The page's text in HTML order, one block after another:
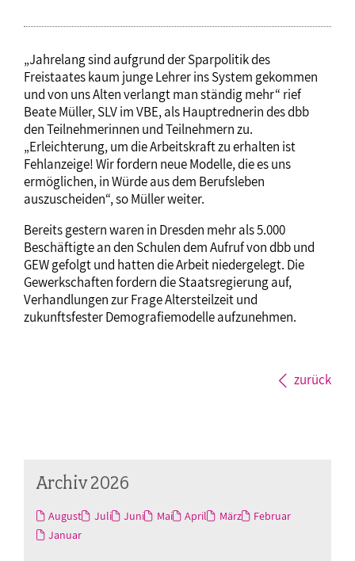
„Jahrelang sind aufgrund der Sparpolitik des
Freistaates kaum junge Lehrer ins System gekommen
und von uns Alten verlangt man ständig mehr“ rief
Beate Müller, SLV im VBE, als Hauptrednerin des dbb
den Teilnehmerinnen und Teilnehmern zu.
„Erleichterung, um die Arbeitskraft zu erhalten ist
Fehlanzeige! Wir fordern neue Modelle, die es uns
ermöglichen, in Würde aus dem Berufsleben
auszuscheiden“, so Müller weiter.
Bereits gestern waren in Dresden mehr als 5.000
Beschäftigte an den Schulen dem Aufruf von dbb und
GEW gefolgt und hatten die Arbeit niedergelegt. Die
Gewerkschaften fordern die Staatsregierung auf,
Verhandlungen zur Frage Altersteilzeit und
zukunftsfester Demografiemodelle aufzunehmen.
zurück
Archiv 2026
August Juli Juni Mai April März
Februar
Januar